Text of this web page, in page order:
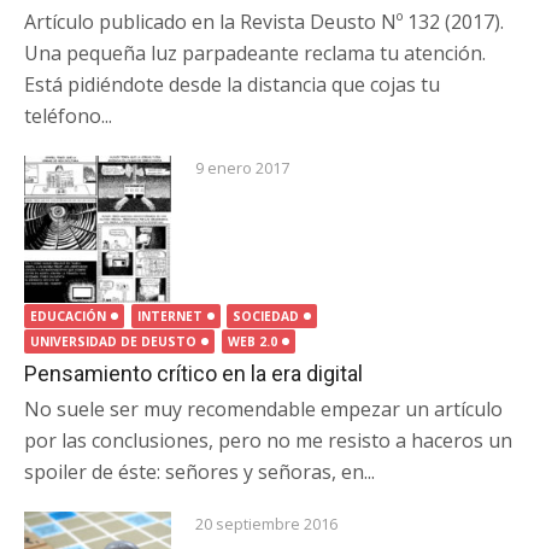
Artículo publicado en la Revista Deusto Nº 132 (2017).
Una pequeña luz parpadeante reclama tu atención.
Está pidiéndote desde la distancia que cojas tu
teléfono...
9 enero 2017
EDUCACIÓN INTERNET
SOCIEDAD
UNIVERSIDAD DE DEUSTO
WEB 2.0
Pensamiento crítico en la era digital
No suele ser muy recomendable empezar un artículo
por las conclusiones, pero no me resisto a haceros un
spoiler de éste: señores y señoras, en...
20 septiembre 2016